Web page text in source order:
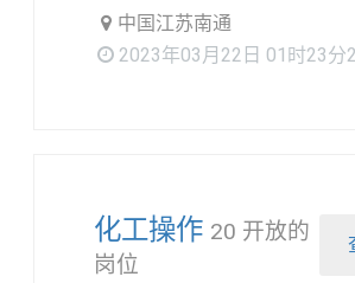
中国江苏南通
2023年03月22日 01时23分
化工操作 20 开放的
岗位